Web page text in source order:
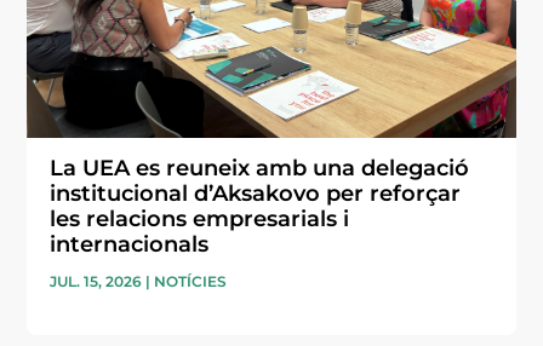
La UEA es reuneix amb una delegació
institucional d’Aksakovo per reforçar
les relacions empresarials i
internacionals
JUL. 15, 2026 | NOTÍCIES